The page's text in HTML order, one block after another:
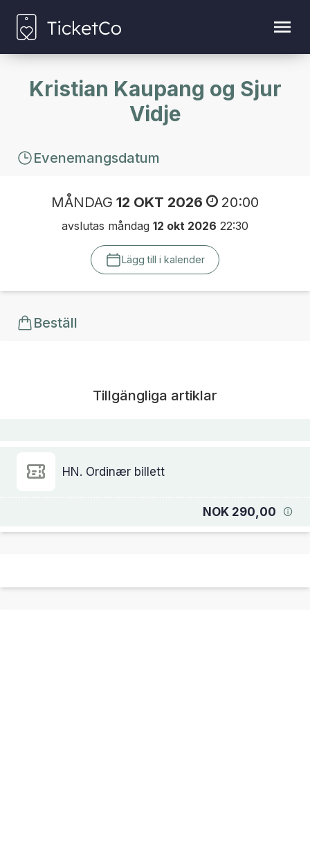
Kristian Kaupang og Sjur
Vidje
Evenemangsdatum
MÅNDAG 12 OKT 2026 20:00
avslutas måndag 12 okt 2026 22:30
Lägg till i kalender
Beställ
Tillgängliga artiklar
HN. Ordinær billett
NOK 290,00